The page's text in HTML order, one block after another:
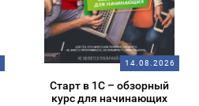
14.08.2026
Старт в 1С – обзорный
курс для начинающих